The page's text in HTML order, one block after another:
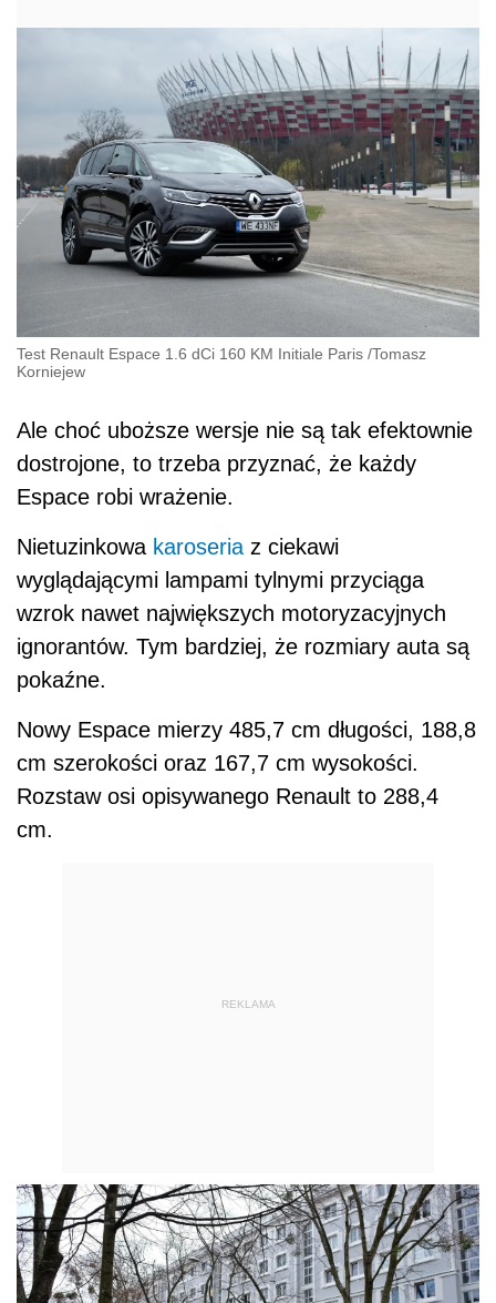
Test Renault Espace 1.6 dCi 160 KM Initiale Paris /Tomasz
Korniejew
Ale choć uboższe wersje nie są tak efektownie
dostrojone, to trzeba przyznać, że każdy
Espace robi wrażenie.
Nietuzinkowa karoseria z ciekawi
wyglądającymi lampami tylnymi przyciąga
wzrok nawet największych motoryzacyjnych
ignorantów. Tym bardziej, że rozmiary auta są
pokaźne.
Nowy Espace mierzy 485,7 cm długości, 188,8
cm szerokości oraz 167,7 cm wysokości.
Rozstaw osi opisywanego Renault to 288,4
cm.
REKLAMA